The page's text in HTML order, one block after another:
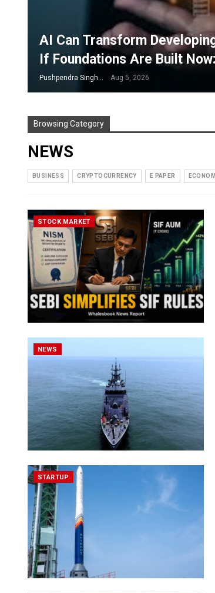
AI Can Transform
If Foundations Are Built
Aug 5, 2026
Browsing Category
NEWS
BUSINESS CRYPTOCURRENCY E PAPER
STOCK MARKET
NEWS
STARTUP